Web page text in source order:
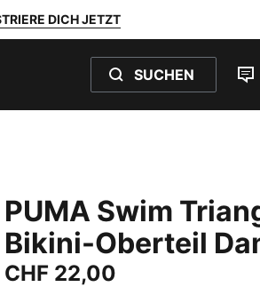
DICH JETZT
SUCHEN
PUMA Swim
Bikini-Oberteil
CHF 22,00